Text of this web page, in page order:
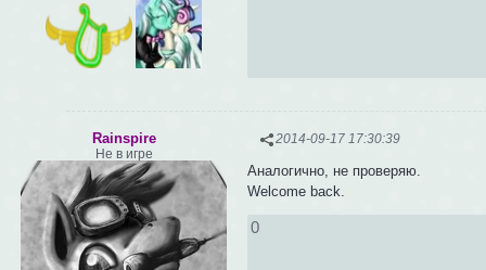
2014-09-17 17:30:39
Rainspire
Не в игре
Аналогично, не проверяю.
Welcome back.
0